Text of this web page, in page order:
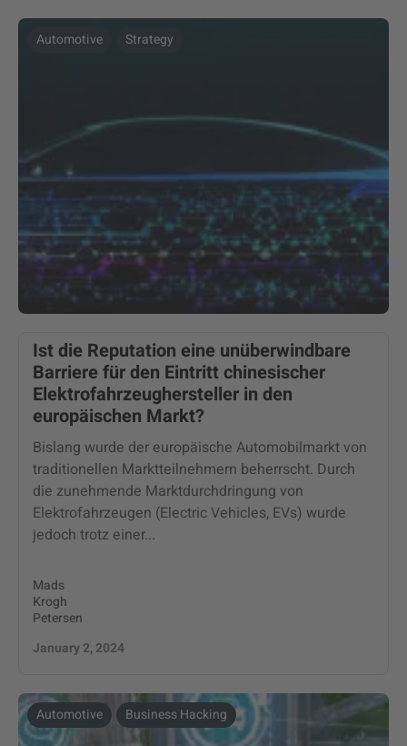
Automotive Strategy
Ist die Reputation eine unüberwindbare
Barriere für den Eintritt chinesischer
Elektrofahrzeughersteller in den
europäischen Markt?
Bislang wurde der europäische Automobilmarkt von
traditionellen Marktteilnehmern beherrscht. Durch
die zunehmende Marktdurchdringung von
Elektrofahrzeugen (Electric Vehicles, EVs) wurde
jedoch trotz einer...
Mads
Krogh
Petersen
January 2, 2024
Automotive Business Hacking